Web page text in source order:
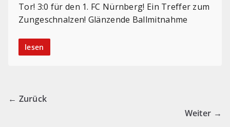
Tor! 3:0 für den 1. FC Nürnberg! Ein Treffer zum
Zungeschnalzen! Glänzende Ballmitnahme
lesen
← Zurück
Weiter →